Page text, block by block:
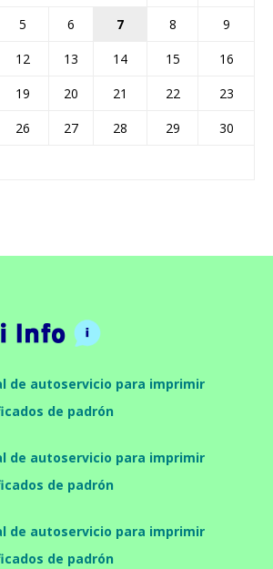
5 6 7 8
9
12 13 14 15
16
19 20 21 22
23
26 27 28 29
30
de autoservicio para imprimir
de padrón
de autoservicio para imprimir
de padrón
de autoservicio para imprimir
de padrón